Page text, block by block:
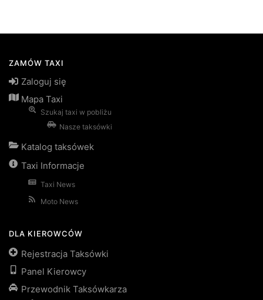
ZAMÓW TAXI
Zaloguj się
Mapa Taxi
Szukaj taxi w pobliżu
Nasze taksówki
Katalog taksówek
Taxi Informacje
Taxi News
Moto News
DLA KIEROWCÓW
Rejestracja Taksówki
Panel Kierowcy
Przewodnik Taksówkarza